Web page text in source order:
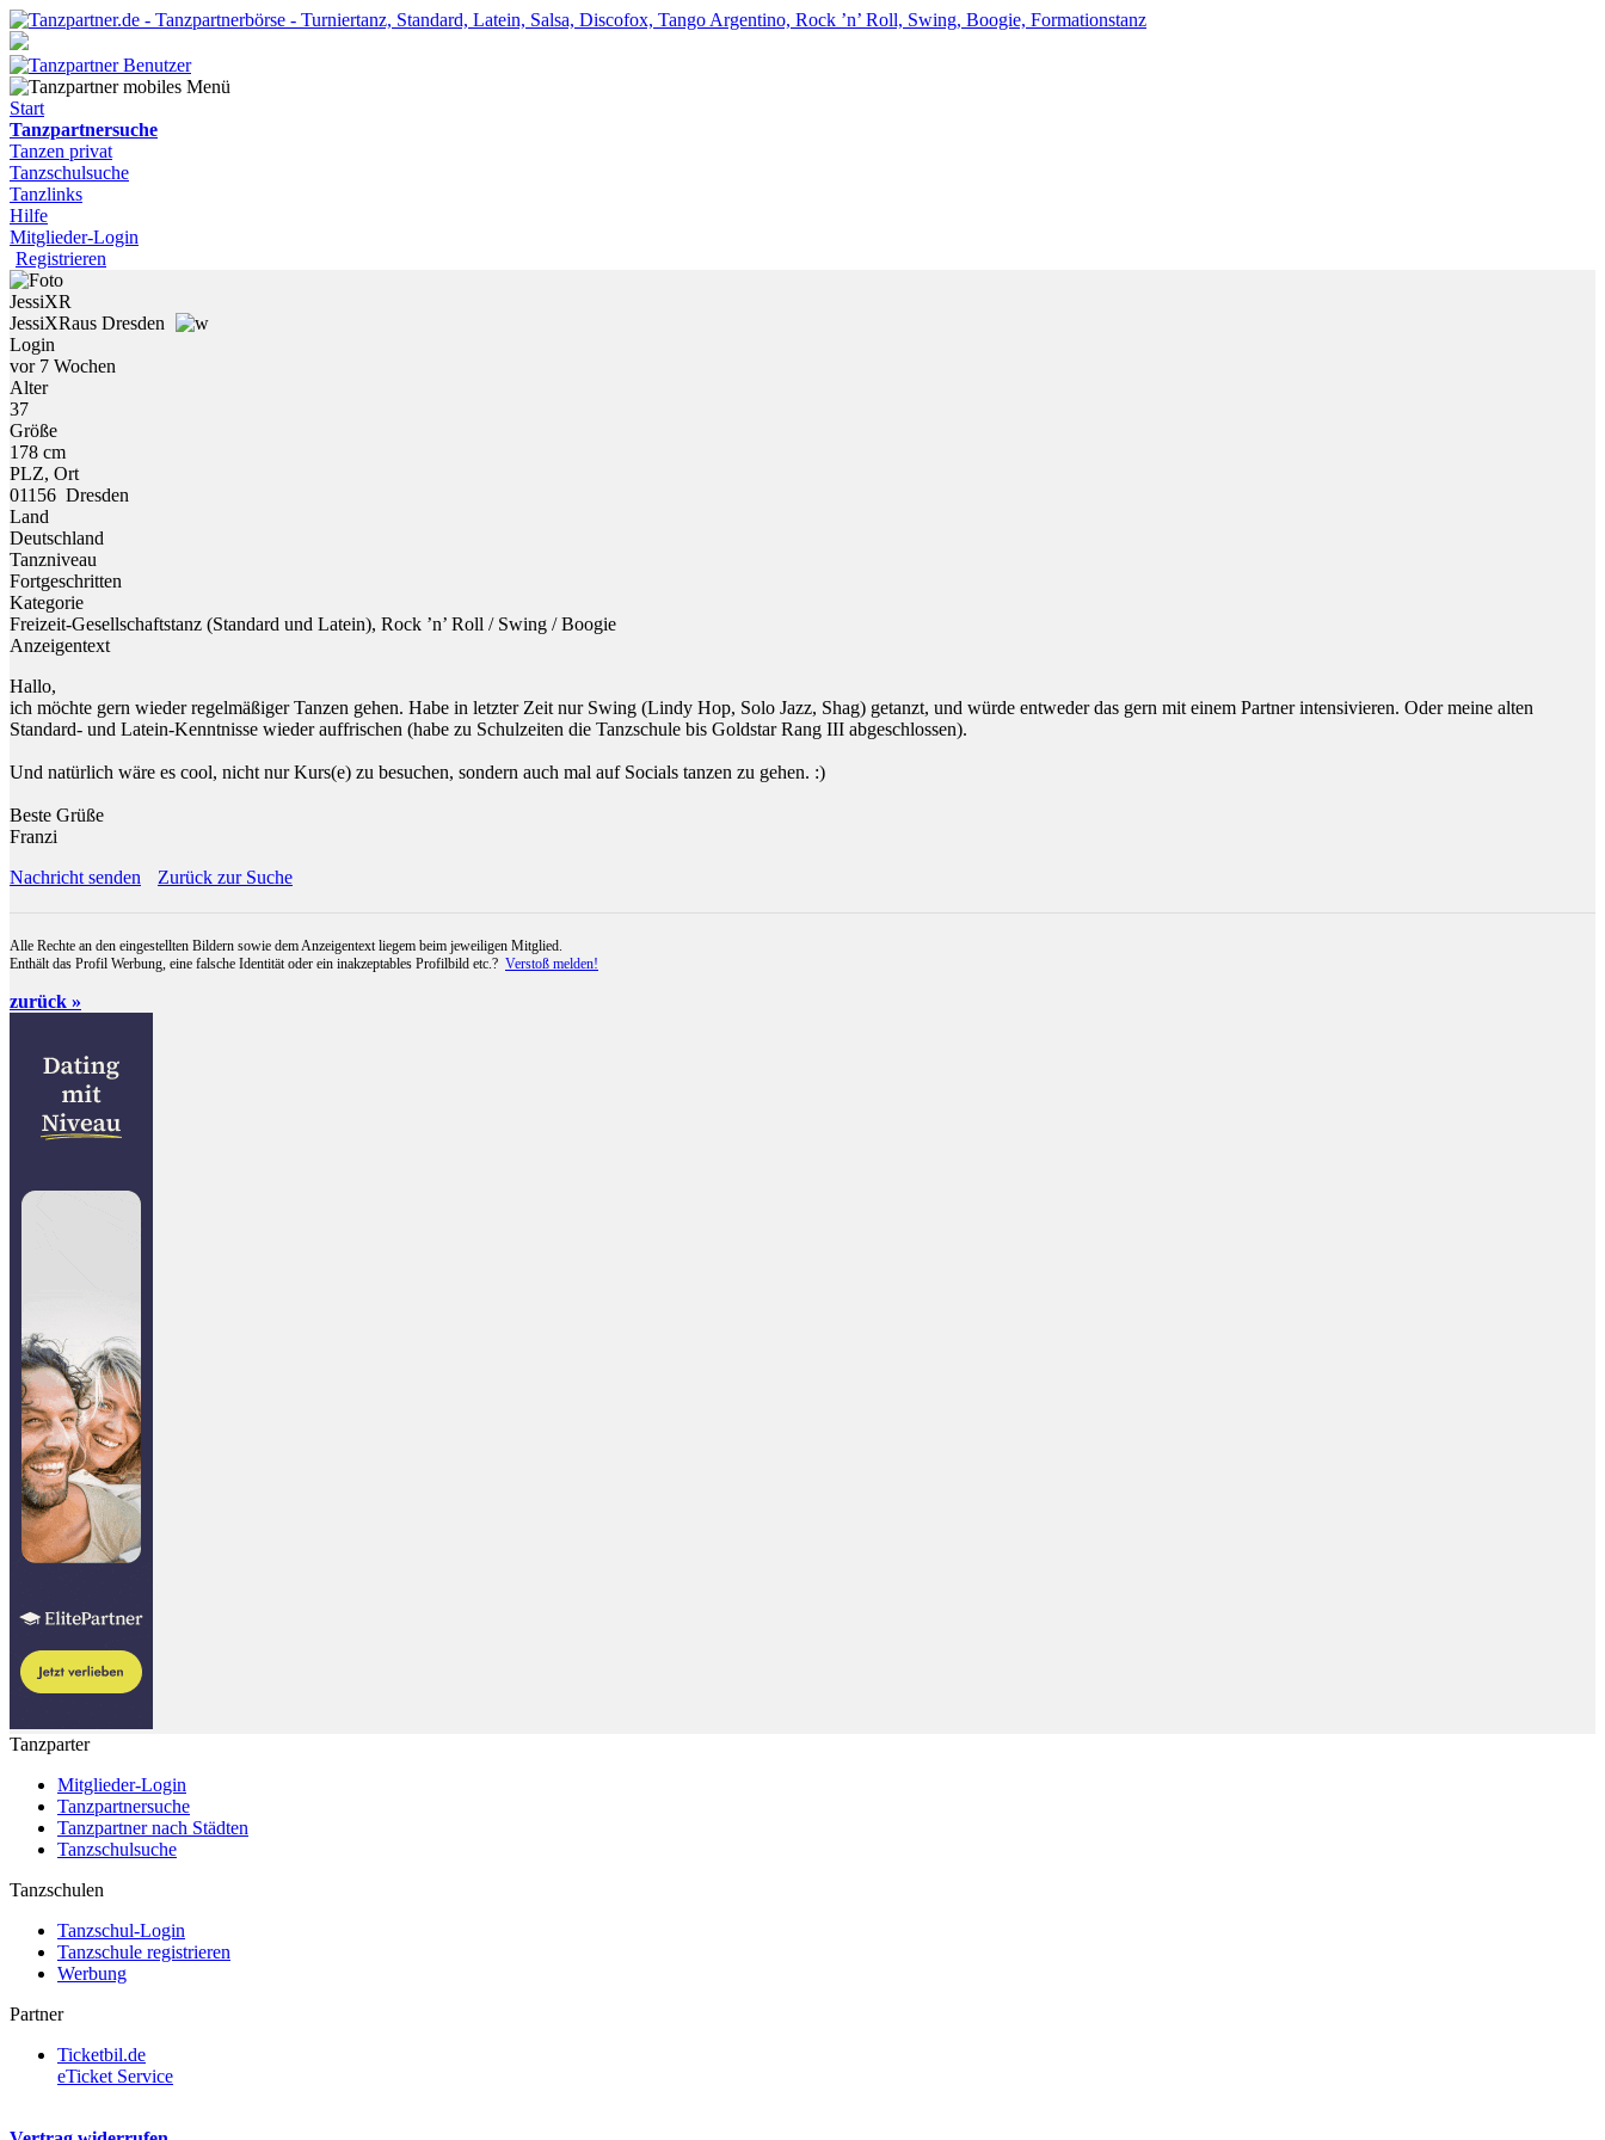
Start
Tanzpartnersuche
Tanzen privat
Tanzschulsuche
Tanzlinks
Hilfe
Mitglieder-Login
Registrieren
JessiXR
JessiXRaus Dresden
Login
vor 7 Wochen
Alter
37
Größe
178 cm
PLZ, Ort
01156 Dresden
Land
Deutschland
Tanzniveau
Fortgeschritten
Kategorie
Freizeit-Gesellschaftstanz (Standard und Latein), Rock ’n’ Roll / Swing / Boogie
Anzeigentext
Hallo,
ich möchte gern wieder regelmäßiger Tanzen gehen. Habe in letzter Zeit nur Swing (Lindy Hop, Solo Jazz, Shag) getanzt, und würde entweder das gern mit einem Partner intensivieren. Oder meine alten
Standard- und Latein-Kenntnisse wieder auffrischen (habe zu Schulzeiten die Tanzschule bis Goldstar Rang III abgeschlossen).
Und natürlich wäre es cool, nicht nur Kurs(e) zu besuchen, sondern auch mal auf Socials tanzen zu gehen. :)
Beste Grüße
Franzi
Nachricht senden
Zurück zur Suche
Alle Rechte an den eingestellten Bildern sowie dem Anzeigentext liegem beim jeweiligen Mitglied.
Enthält das Profil Werbung, eine falsche Identität oder ein inakzeptables Profilbild etc.? Verstoß melden!
zurück »
Tanzparter
Mitglieder-Login
Tanzpartnersuche
Tanzpartner nach Städten
Tanzschulsuche
Tanzschulen
Tanzschul-Login
Tanzschule registrieren
Werbung
Partner
Ticketbil.de
eTicket Service